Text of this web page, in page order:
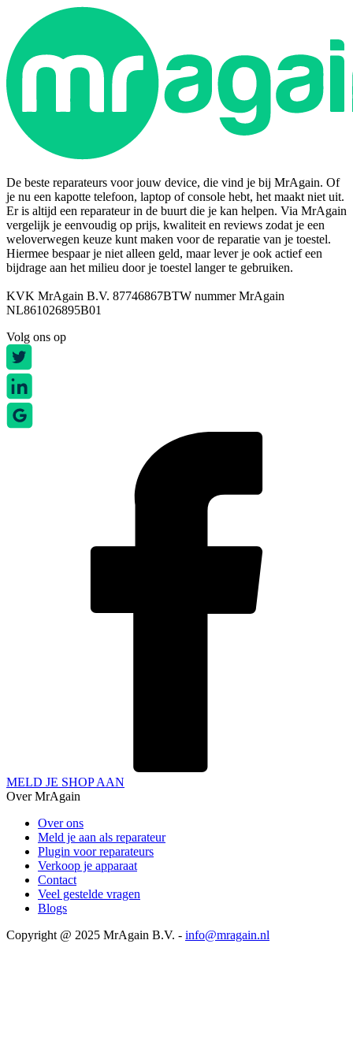
De beste reparateurs voor jouw device, die vind je bij MrAgain. Of
je nu een kapotte telefoon, laptop of console hebt, het maakt niet uit.
Er is altijd een reparateur in de buurt die je kan helpen. Via MrAgain
vergelijk je eenvoudig op prijs, kwaliteit en reviews zodat je een
weloverwegen keuze kunt maken voor de reparatie van je toestel.
Hiermee bespaar je niet alleen geld, maar lever je ook actief een
bijdrage aan het milieu door je toestel langer te gebruiken.
KVK MrAgain B.V. 87746867BTW nummer MrAgain
NL861026895B01
Volg ons op
MELD JE SHOP AAN
Over MrAgain
Over ons
Meld je aan als reparateur
Plugin voor reparateurs
Verkoop je apparaat
Contact
Veel gestelde vragen
Blogs
Copyright @ 2025 MrAgain B.V. - info@mragain.nl